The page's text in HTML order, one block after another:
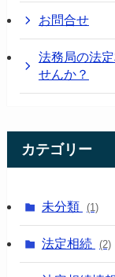
お問合せ
法務局の法
せんか？
カテゴリー
未分類 (1)
法定相続 (2)